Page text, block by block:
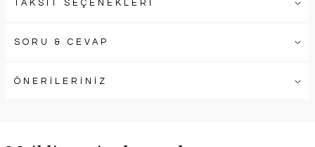
TAKSİT SEÇENEKLERİ
SORU & CEVAP
ÖNERİLERİNİZ